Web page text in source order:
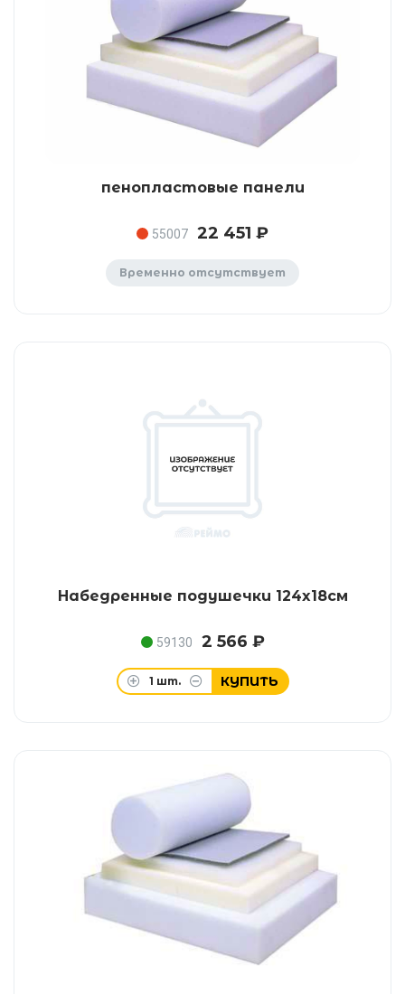
пенопластовые панели
55007 22 451 ₽
Временно отсутствует
Набедренные подушечки 124x18см
59130 2 566 ₽
1 шт. КУПИТЬ